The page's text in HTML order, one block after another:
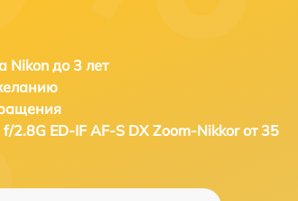
Nikon до 3 лет
2.8G ED-IF AF-S DX Zoom-Nikkor от 35